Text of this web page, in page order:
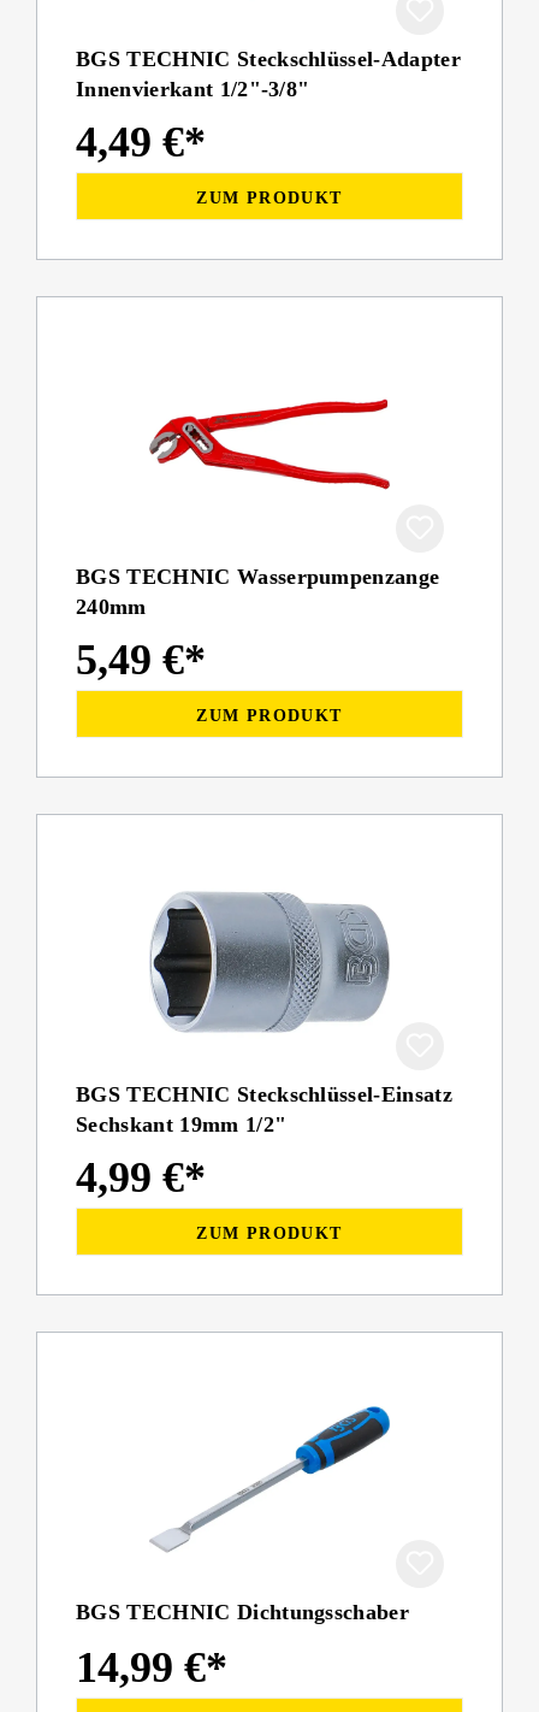
BGS TECHNIC Steckschlüssel-Adapter
Innenvierkant 1/2"-3/8"
4,49 €*
ZUM PRODUKT
BGS TECHNIC Wasserpumpenzange
240mm
5,49 €*
ZUM PRODUKT
BGS TECHNIC Steckschlüssel-Einsatz
Sechskant 19mm 1/2"
4,99 €*
ZUM PRODUKT
BGS TECHNIC Dichtungsschaber
14,99 €*